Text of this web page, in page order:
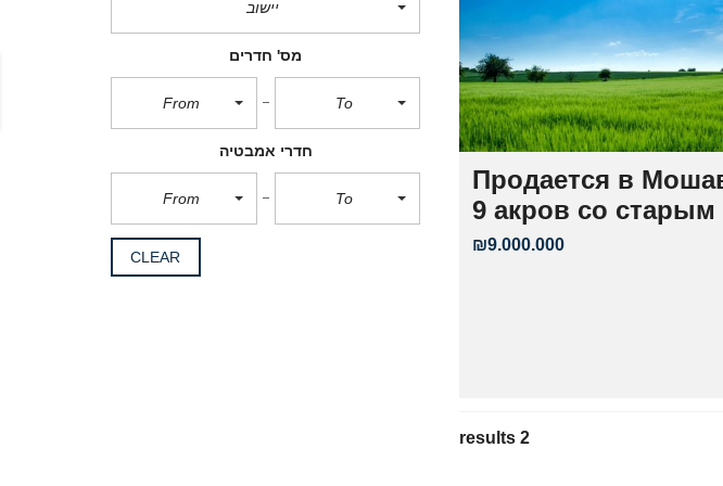
H
יישוב
מס' חדרים
From To
חדרי אמבטיה
From To
CLEAR
Продается в
9 акров со
₪9.000.000
2 results